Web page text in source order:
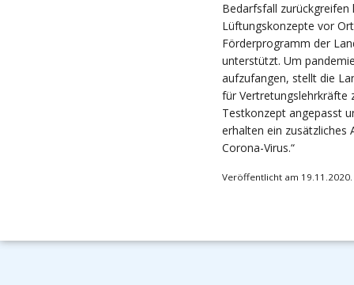
Bedarfsfall zurückgreifen
Lüftungskonzepte vor
Förderprogramm der
unterstützt. Um
aufzufangen, stellt die
für Vertretungslehrkräfte
Testkonzept angepasst
erhalten ein zusätzliches
Corona-Virus.“
Veröffentlicht am 19.11.2020.